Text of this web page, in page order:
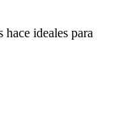
ideales para